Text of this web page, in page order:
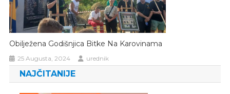
Obilježena Godišnjica Bitke Na Karovinama
25 Augusta, 2024 urednik
NAJČITANIJE